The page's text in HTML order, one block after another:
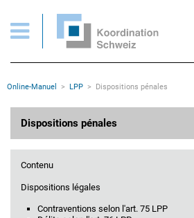
Pages importantes
Page d'accueil
Contenu
Plan du site
Rootline
Online-Manuel LPP Dispositions pénales
Dispositions pénales
Contenu
Dispositions légales
Contraventions selon l'art. 75 LPP